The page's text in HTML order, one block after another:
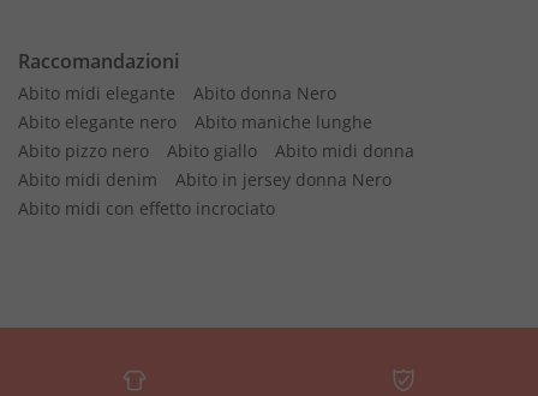
Raccomandazioni
Abito midi elegante
Abito donna Nero
Abito elegante nero
Abito maniche lunghe
Abito pizzo nero
Abito giallo
Abito midi donna
Abito midi denim
Abito in jersey donna Nero
Abito midi con effetto incrociato